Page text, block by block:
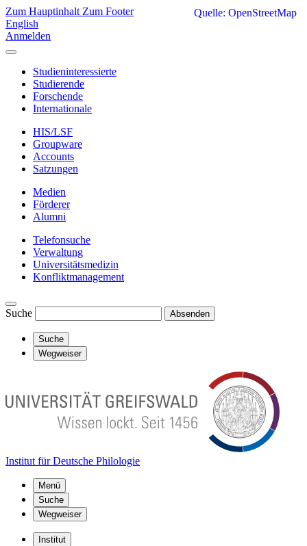
Zum Hauptinhalt Zum Footer
English
Anmelden
Studieninteressierte
Studierende
Forschende
Internationale
HIS/LSF
Groupware
Accounts
Satzungen
Medien
Förderer
Alumni
Telefonsuche
Verwaltung
Universitätsmedizin
Konfliktmanagement
Suche Absenden
Suche
Wegweiser
Institut für Deutsche Philologie
Menü
Suche
Wegweiser
Institut
Quelle: OpenStreetMap